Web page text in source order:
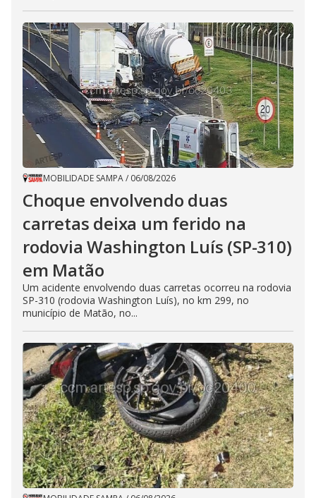
MOBILIDADE SAMPA/ 06/08/2026
Choque envolvendo duas
carretas deixa um ferido na
rodovia Washington Luís (SP-310)
em Matão
Um acidente envolvendo duas carretas ocorreu na rodovia
SP-310 (rodovia Washington Luís), no km 299, no
município de Matão, no...